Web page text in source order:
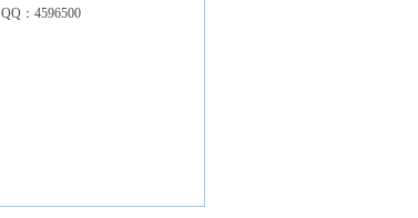
QQ：4596500